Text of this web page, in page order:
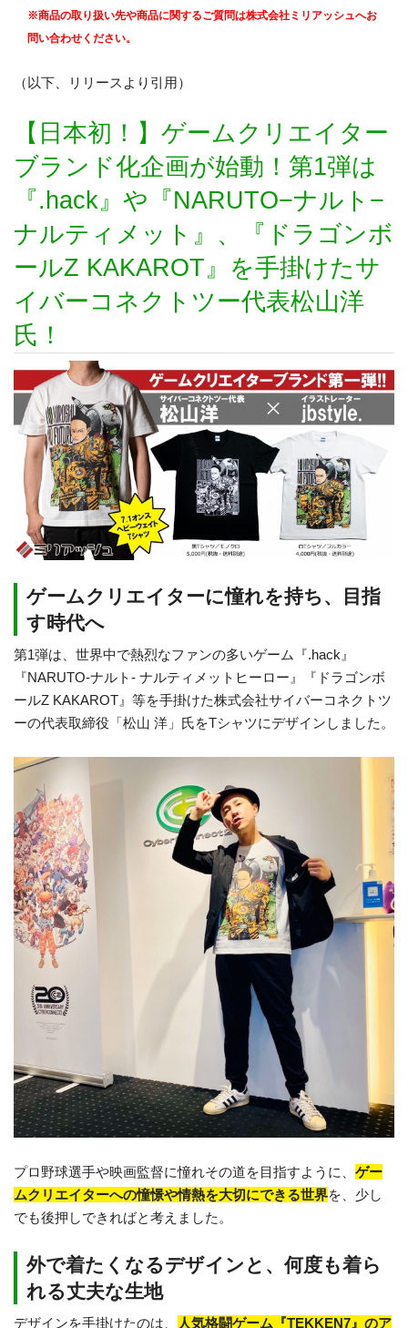
※商品の取り扱い先や商品に関するご質問は株式会社ミリアッシュへお
問い合わせください。
（以下、リリースより引用）
【日本初！】ゲームクリエイター
ブランド化企画が始動！第1弾は
『.hack』や『NARUTO−ナルト−
ナルティメット』、『ドラゴンボ
ールZ KAKAROT』を手掛けたサ
イバーコネクトツー代表松山洋
氏！
ゲームクリエイターに憧れを持ち、目指
す時代へ
第1弾は、世界中で熱烈なファンの多いゲーム『.hack』
『NARUTO-ナルト- ナルティメットヒーロー』『ドラゴンボ
ールZ KAKAROT』等を手掛けた株式会社サイバーコネクトツ
ーの代表取締役「松山 洋」氏をTシャツにデザインしました。
プロ野球選手や映画監督に憧れその道を目指すように、 ゲー
ムクリエイターへの憧憬や情熱を大切にできる世界を、少し
でも後押しできればと考えました。
外で着たくなるデザインと、何度も着ら
れる丈夫な生地
デザインを手掛けたのは、 人気格闘ゲーム『TEKKEN7』のア